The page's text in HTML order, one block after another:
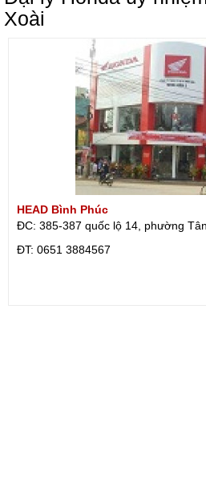
Xoài
HEAD Bình Phúc
ĐC: 385-387 quốc lộ 14, phường
ÐT: 0651 3884567